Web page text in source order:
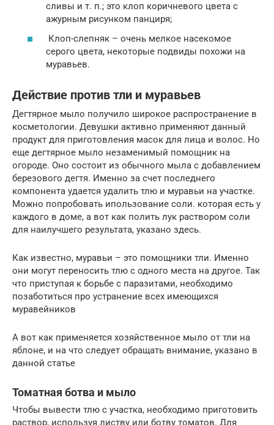
сливы и т. п.; это клоп коричневого цвета с
ажурным рисунком панциря;
Клоп-слепняк – очень мелкое насекомое
серого цвета, некоторые подвиды похожи на
муравьев.
Действие против тли и муравьев
Дегтярное мыло получило широкое распространение в
косметологии. Девушки активно применяют данный
продукт для приготовления масок для лица и волос. Но
еще дегтярное мыло незаменимый помощник на
огороде. Оно состоит из обычного мыла с добавлением
березового дегтя. Именно за счет последнего
компонента удается удалить тлю и муравьи на участке.
Можно попробовать ипользование соли. которая есть у
каждого в доме, а вот как полить лук раствором соли
для наилучшего результата, указано здесь.
Как известно, муравьи – это помощники тли. Именно
они могут переносить тлю с одного места на другое. Так
что приступая к борьбе с паразитами, необходимо
позаботиться про устранение всех имеющихся
муравейников
А вот как применяется хозяйственное мыло от тли на
яблоне, и на что следует обращать внимание, указано в
данной статье
Томатная ботва и мыло
Чтобы вывести тлю с участка, необходимо приготовить
раствор, используя листву или ботву томатов. Для